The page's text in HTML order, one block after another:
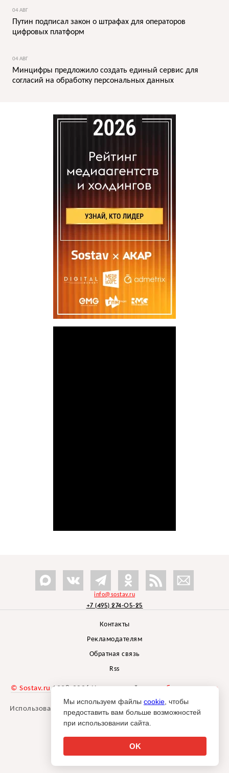
04 АВГ
Путин подписал закон о штрафах для операторов
цифровых платформ
04 АВГ
Минцифры предложило создать единый сервис для
согласий на обработку персональных данных
info@sostav.ru
+7 (495) 274-05-25
Контакты
Рекламодателям
Обратная связь
Rss
© Sostav.ru 1998-2026 Независимый проектбрендингового
агентства Depot
Использование материалов Sostav.ru допустимо только при
указании источника.
Мы используем файлы cookie , чтобы
предоставить вам больше возможностей
при использовании сайта.
OK